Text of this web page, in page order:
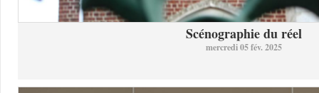
Scénographie du réel
mercredi 05 fév. 2025